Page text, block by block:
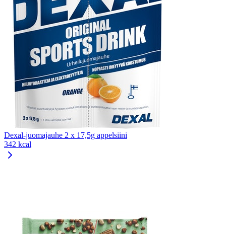
Dexal-juomajauhe 2 x 17,5g appelsiini
342 kcal